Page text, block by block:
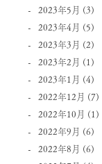
2023年5月 (3)
2023年4月 (5)
2023年3月 (2)
2023年2月 (1)
2023年1月 (4)
2022年12月 (7)
2022年10月 (1)
2022年9月 (6)
2022年8月 (6)